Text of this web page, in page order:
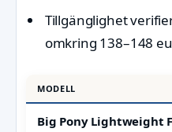
Tillgänglighet
omkring 138–148
MODELL
Big Pony Lightweight